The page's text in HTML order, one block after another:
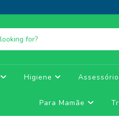
Higiene
Para Mamãe